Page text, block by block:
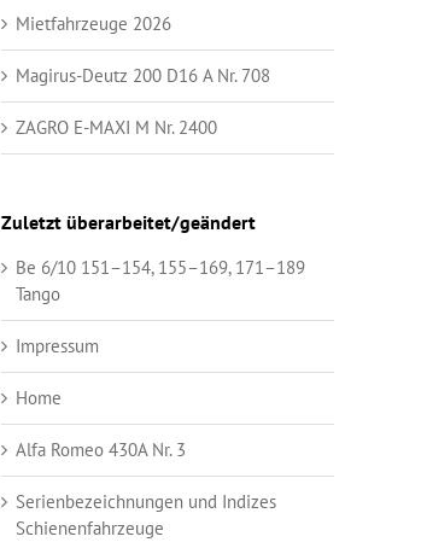
Mietfahrzeuge 2026
Magirus-Deutz 200 D16 A Nr. 708
ZAGRO E-MAXI M Nr. 2400
Zuletzt überarbeitet/geändert
Be 6/10 151–154, 155–169, 171–189
Tango
Impressum
Home
Alfa Romeo 430A Nr. 3
Serienbezeichnungen und Indizes
Schienenfahrzeuge